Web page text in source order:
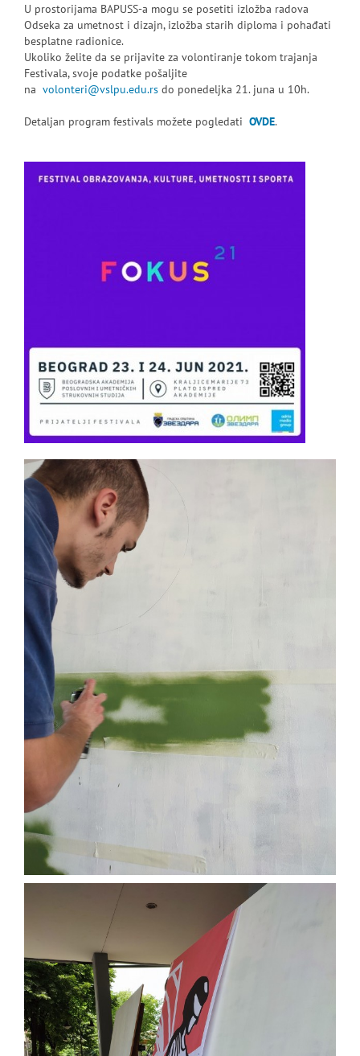
U prostorijama BAPUSS-a mogu se posetiti izložba radova
Odseka za umetnost i dizajn, izložba starih diploma i pohađati
besplatne radionice.
Ukoliko želite da se prijavite za volontiranje tokom trajanja
Festivala, svoje podatke pošaljite
na volonteri@vslpu.edu.rsdo ponedeljka 21. juna u 10h.
Detaljan program festivals možete pogledati OVDE.